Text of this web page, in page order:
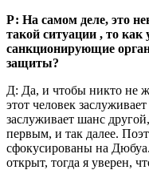
Р: На самом деле, это
такой ситуации , то как
санкционирующие
защиты?
Д: Да, и чтобы никто не
этот человек
заслуживает шанс
первым, и так далее.
сфокусированы на
открыт, тогда я уверен,